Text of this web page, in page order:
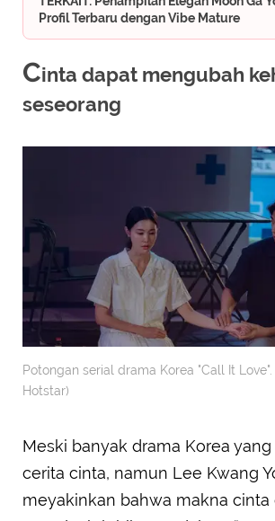
Profil Terbaru dengan Vibe Mature
Cinta dapat mengubah
seseorang
Potongan serial drama Korea "Call It Love".
Hotstar)
Meski banyak drama Korea
cerita cinta, namun Lee Kwang
meyakinkan bahwa makna cinta